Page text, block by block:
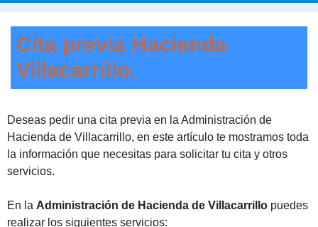
Cita previa Hacienda
Villacarrillo.
Deseas pedir una cita previa en la Administración de
Hacienda de Villacarrillo, en este artículo te mostramos toda
la información que necesitas para solicitar tu cita y otros
servicios.
En la Administración de Hacienda de Villacarrillo puedes
realizar los siguientes servicios: